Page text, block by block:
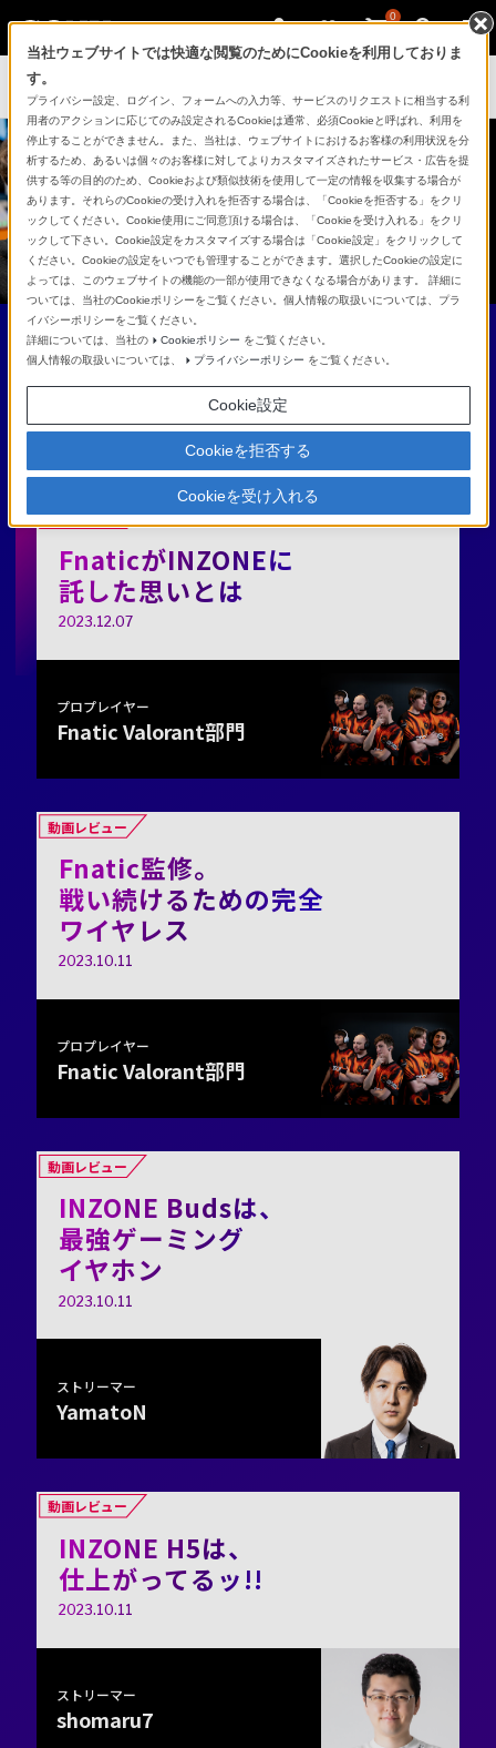
0
ゲーミングギア INZONE™（インゾーン）
ARTICLES
FPS Player
動画レビュー
FnaticがINZONEに
託した思いとは
2023.12.07
プロプレイヤー
Fnatic Valorant部門
動画レビュー
Fnatic監修。
戦い続けるための完全
ワイヤレス
2023.10.11
プロプレイヤー
Fnatic Valorant部門
動画レビュー
INZONE Budsは、
最強ゲーミング
イヤホン
2023.10.11
ストリーマー
YamatoN
動画レビュー
INZONE H5は、
仕上がってるッ!!
2023.10.11
ストリーマー
shomaru7
当社ウェブサイトでは快適な閲覧のためにCookieを利用しておりま
す。
プライバシー設定、ログイン、フォームへの入力等、サービスのリクエストに相当する利
用者のアクションに応じてのみ設定されるCookieは通常、必須Cookieと呼ばれ、利用を
停止することができません。また、当社は、ウェブサイトにおけるお客様の利用状況を分
析するため、あるいは個々のお客様に対してよりカスタマイズされたサービス・広告を提
供する等の目的のため、Cookieおよび類似技術を使用して一定の情報を収集する場合が
あります。それらのCookieの受け入れを拒否する場合は、「Cookieを拒否する」をクリ
ックしてください。Cookie使用にご同意頂ける場合は、「Cookieを受け入れる」をクリ
ックして下さい。Cookie設定をカスタマイズする場合は「Cookie設定」をクリックして
ください。Cookieの設定をいつでも管理することができます。選択したCookieの設定に
よっては、このウェブサイトの機能の一部が使用できなくなる場合があります。 詳細に
ついては、当社のCookieポリシーをご覧ください。個人情報の取扱いについては、プラ
イバシーポリシーをご覧ください。
詳細については、当社の
Cookieポリシー をご覧ください。
個人情報の取扱いについては、
プライバシーポリシー をご覧ください。
Cookie設定
Cookieを拒否する
Cookieを受け入れる